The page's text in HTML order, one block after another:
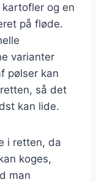
og en
på fløde.
varianter
pølser kan
så det
kan lide.
i retten, da
koges,
man